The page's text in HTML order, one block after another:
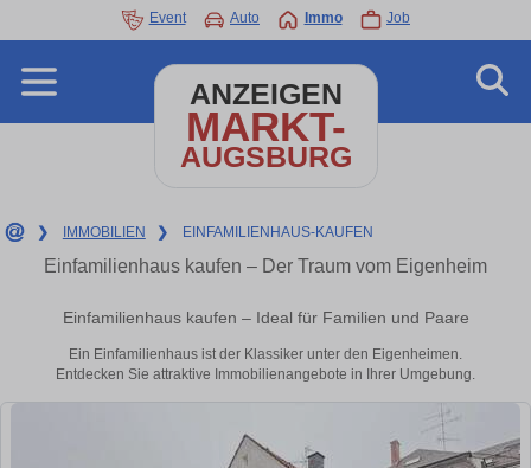
Event Auto Immo Job
ANZEIGEN
MARKT-
AUGSBURG
❯ IMMOBILIEN ❯ EINFAMILIENHAUS-KAUFEN
Einfamilienhaus kaufen – Der Traum vom Eigenheim
Einfamilienhaus kaufen – Ideal für Familien und Paare
Ein Einfamilienhaus ist der Klassiker unter den Eigenheimen.
Entdecken Sie attraktive Immobilienangebote in Ihrer Umgebung.